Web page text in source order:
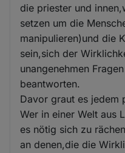
die priester und
setzen um die
manipulieren)und die
sein,sich der
unangenehmen
beantworten.
Davor graut es jedem
Wer in einer Welt aus
es nötig sich zu
an denen,die die